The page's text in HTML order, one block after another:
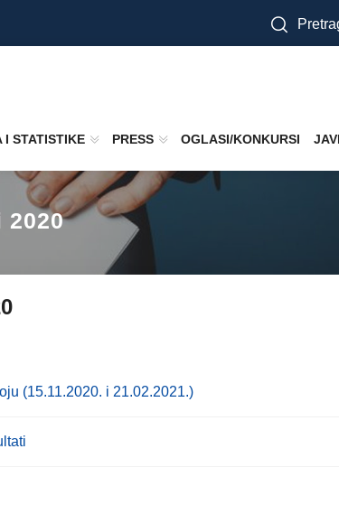
I STATISTIKE PRESS OGLASI/KONKURSI
(15.11.2020. i 21.02.2021.)